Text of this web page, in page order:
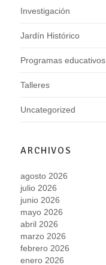
Investigación
Jardín Histórico
Programas educativos
Talleres
Uncategorized
ARCHIVOS
agosto 2026
julio 2026
junio 2026
mayo 2026
abril 2026
marzo 2026
febrero 2026
enero 2026